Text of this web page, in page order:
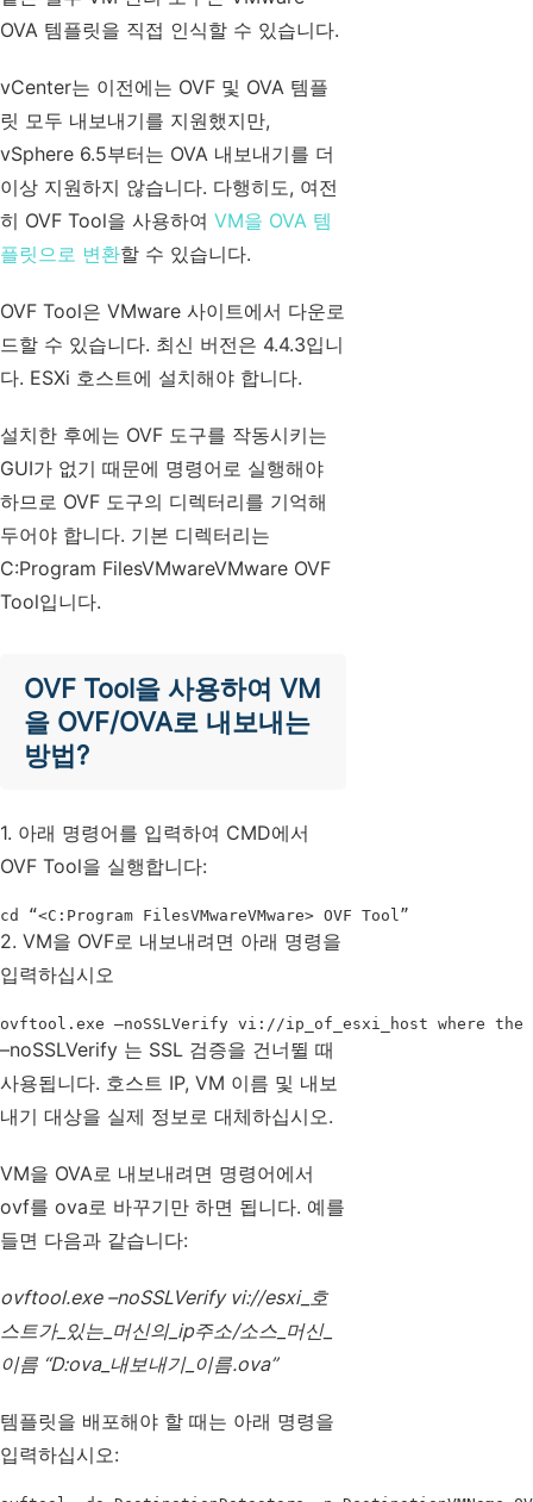
OVA 템플릿을 직접 인식할 수 있습니다.
vCenter는 이전에는 OVF 및 OVA 템플
릿 모두 내보내기를 지원했지만,
vSphere 6.5부터는 OVA 내보내기를 더
이상 지원하지 않습니다. 다행히도, 여전
히 OVF Tool을 사용하여 VM을 OVA 템
플릿으로 변환할 수 있습니다.
OVF Tool은 VMware 사이트에서 다운로
드할 수 있습니다. 최신 버전은 4.4.3입니
다. ESXi 호스트에 설치해야 합니다.
설치한 후에는 OVF 도구를 작동시키는
GUI가 없기 때문에 명령어로 실행해야
하므로 OVF 도구의 디렉터리를 기억해
두어야 합니다. 기본 디렉터리는
C:Program FilesVMwareVMware OVF
Tool입니다.
OVF Tool을 사용하여 VM
을 OVF/OVA로 내보내는
방법?
1. 아래 명령어를 입력하여 CMD에서
OVF Tool을 실행합니다:
cd “<C:Program FilesVMwareVMware> OVF Tool”
2. VM을 OVF로 내보내려면 아래 명령을
입력하십시오
ovftool.exe –noSSLVerify vi://ip_of_esxi_host where the
–noSSLVerify 는 SSL 검증을 건너뛸 때
사용됩니다. 호스트 IP, VM 이름 및 내보
내기 대상을 실제 정보로 대체하십시오.
VM을 OVA로 내보내려면 명령어에서
ovf를 ova로 바꾸기만 하면 됩니다. 예를
들면 다음과 같습니다:
ovftool.exe –noSSLVerify vi://esxi_호
스트가_있는_머신의_ip주소/소스_머신_
이름 “D:ova_내보내기_이름.ova”
템플릿을 배포해야 할 때는 아래 명령을
입력하십시오: